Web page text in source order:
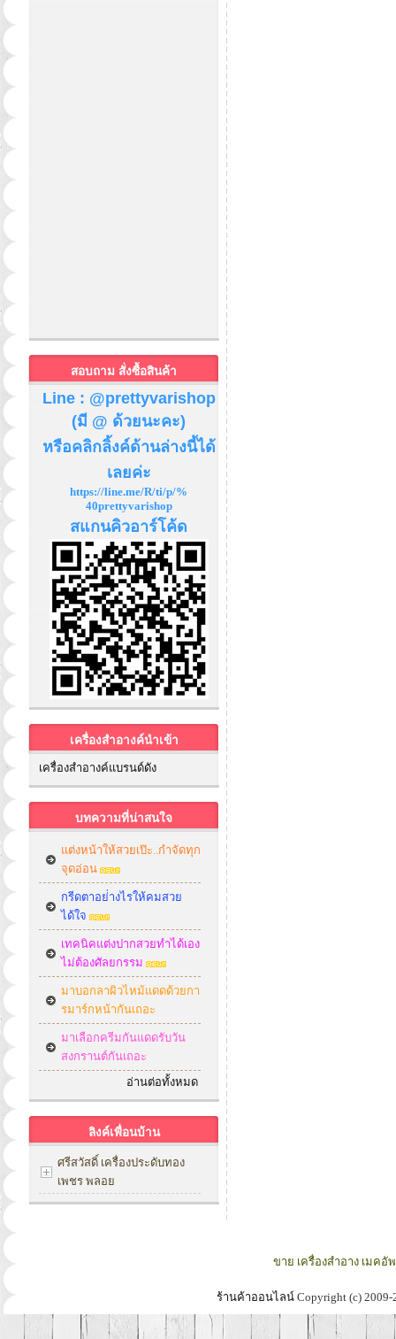
สอบถาม สั่งซื้อสินค้า
Line : @prettyvarishop
(มี @ ด้วยนะคะ)
หรือคลิกลิ้งค์ด้านล่างนี้ได้
เลยค่ะ
https://line.me/R/ti/p/%
40prettyvarishop
สแกนคิวอาร์โค้ด
เครื่องสำอางค์นำเข้า
เครื่องสำอางค์แบรนด์ดัง
บทความที่น่าสนใจ
แต่งหน้าให้สวยเป๊ะ..กำจัดทุก
จุดอ่อน
กรีดตาอย่่างไรให้คมสวย
ได้ใจ
เทคนิคแต่งปากสวยทำได้เอง
ไม่ต้องศัลยกรรม
มาบอกลาผิวไหม้แดดด้วยกา
รมาร์กหน้ากันเถอะ
มาเลือกครีมกันแดดรับวัน
สงกรานต์กันเถอะ
อ่านต่อทั้งหมด
ลิงค์เพื่อนบ้าน
ศรีสวัสดิ์ เครื่องประดับทอง
เพชร พลอย
ขาย เครื่องสำอาง เมค
ร้านค้าออนไลน์Copyright (c)